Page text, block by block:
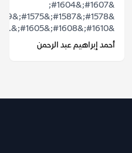
&#1607;&#1604;
&#1610;&#1608;&#1605;&...
أحمد إبراهيم عبد الرحمن